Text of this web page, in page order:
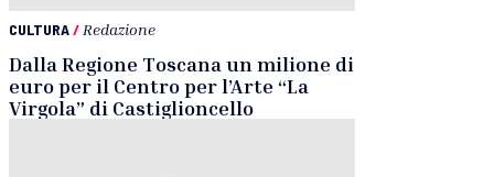
CULTURA/ Redazione
Dalla Regione Toscana un milione di
euro per il Centro per l’Arte “La
Virgola” di Castiglioncello